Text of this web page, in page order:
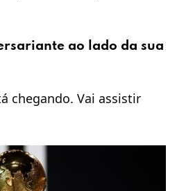
ao lado da sua
chegando. Vai assistir